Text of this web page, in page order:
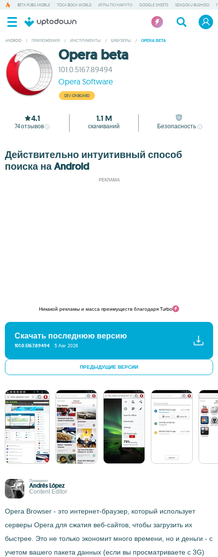
BETA PUBG MOBILE TOCA BOCA WORLD ИГРЫ ПО НАРУТО GOOGLE SHEETS SENGOKU BUSHIDO
ANDROID / ПРИЛОЖЕНИЯ / ИНСТРУМЕНТЫ / БРАУЗЕРЫ / OPERA BETA
Opera beta
101.0.5167.89494
Opera Software
DEV ONBOARD
4.1
74отзывов
1.1 M
скачиваний Безопасность
Действительно интуитивный способ
поиска на Android
РЕКЛАМА
Никакой рекламы и масса преимуществ благодаря Turbo
Скачать последнюю версию
101.0.5167.89494 5 Авг 2026
ПРЕДЫДУЩИЕ ВЕРСИИ
Проверено
Andrés López
Content Editor
Opera Browser - это интернет-браузер, который использует
серверы Opera для сжатия веб-сайтов, чтобы загрузить их
быстрее. Это не только экономит много времени, но и деньги - с
учетом вашего пакета данных (если вы просматриваете с 3G)